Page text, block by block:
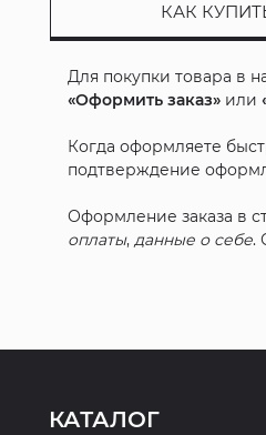
КАК
Для покупки товара в
«Оформить заказ» или
Когда оформляете
подтверждение
Оформление заказа в
оплаты,данные о себе.
КАТАЛОГ